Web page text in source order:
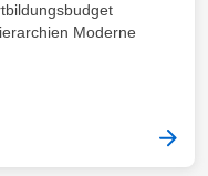
Moderne